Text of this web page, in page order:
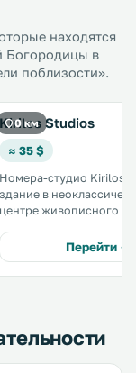
находятся
Богородицы в
поблизости».
0 км
Kirilos Studios
≈ 35 $
Номера-студио Kirilos
здание в
центре живописного
от порта и в 500
Нос. .
Перейти →